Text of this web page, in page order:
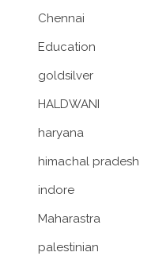
Chennai
Education
goldsilver
HALDWANI
haryana
himachal pradesh
indore
Maharastra
palestinian